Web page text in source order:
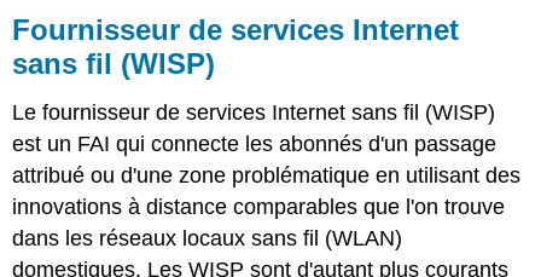
Fournisseur de services Internet
sans fil (WISP)
Le fournisseur de services Internet sans fil (WISP)
est un FAI qui connecte les abonnés d'un passage
attribué ou d'une zone problématique en utilisant des
innovations à distance comparables que l'on trouve
dans les réseaux locaux sans fil (WLAN)
domestiques. Les WISP sont d'autant plus courants